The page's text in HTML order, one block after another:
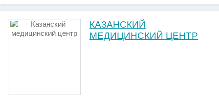
КАЗАНСКИЙ
МЕДИЦИНСКИЙ ЦЕНТР